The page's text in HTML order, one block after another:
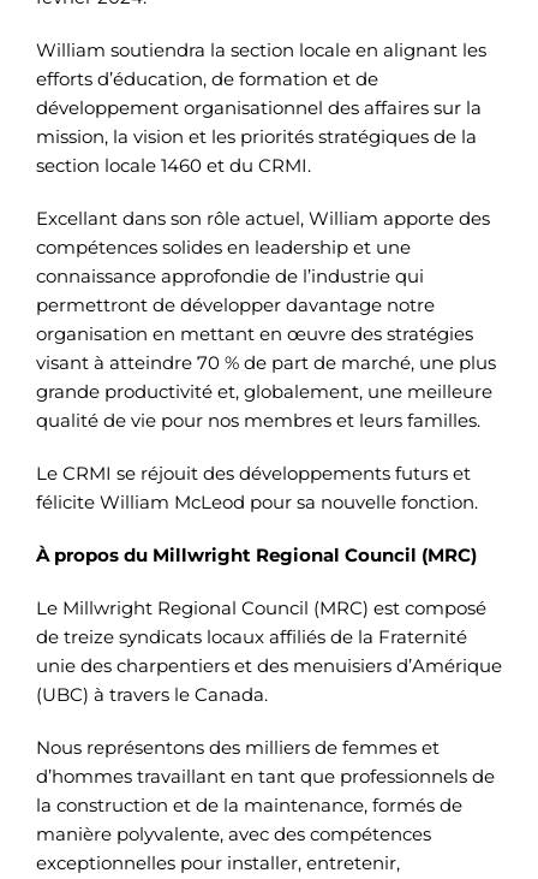
William soutiendra la section locale en alignant les
efforts d’éducation, de formation et de
développement organisationnel des affaires sur la
mission, la vision et les priorités stratégiques de la
section locale 1460 et du CRMI.
Excellant dans son rôle actuel, William apporte des
compétences solides en leadership et une
connaissance approfondie de l’industrie qui
permettront de développer davantage notre
organisation en mettant en œuvre des stratégies
visant à atteindre 70 % de part de marché, une plus
grande productivité et, globalement, une meilleure
qualité de vie pour nos membres et leurs familles.
Le CRMI se réjouit des développements futurs et
félicite William McLeod pour sa nouvelle fonction.
À propos du Millwright Regional Council (MRC)
Le Millwright Regional Council (MRC) est composé
de treize syndicats locaux affiliés de la Fraternité
unie des charpentiers et des menuisiers d’Amérique
(UBC) à travers le Canada.
Nous représentons des milliers de femmes et
d’hommes travaillant en tant que professionnels de
la construction et de la maintenance, formés de
manière polyvalente, avec des compétences
exceptionnelles pour installer, entretenir,